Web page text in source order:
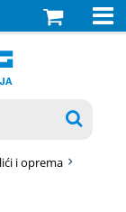


i oprema